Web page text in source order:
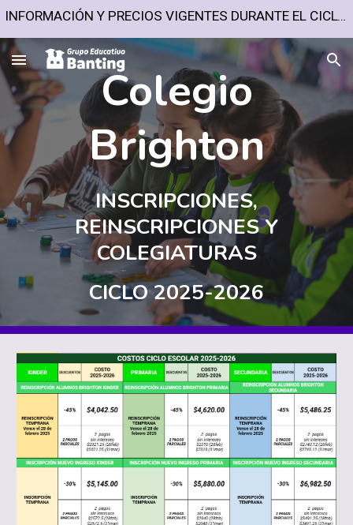
INFORMACIÓN Y PRECIOS VIGENTES DURANTE EL CICLO ESCOLAR 2026-2027
Colegio
Brighton
INSCRIPCIONES,
REINSCRIPCIONES Y
COLEGIATURAS
CICLO 2025-2026